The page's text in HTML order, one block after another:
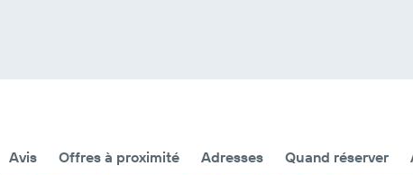
Avis Offres à proximité Adresses Quand réserver